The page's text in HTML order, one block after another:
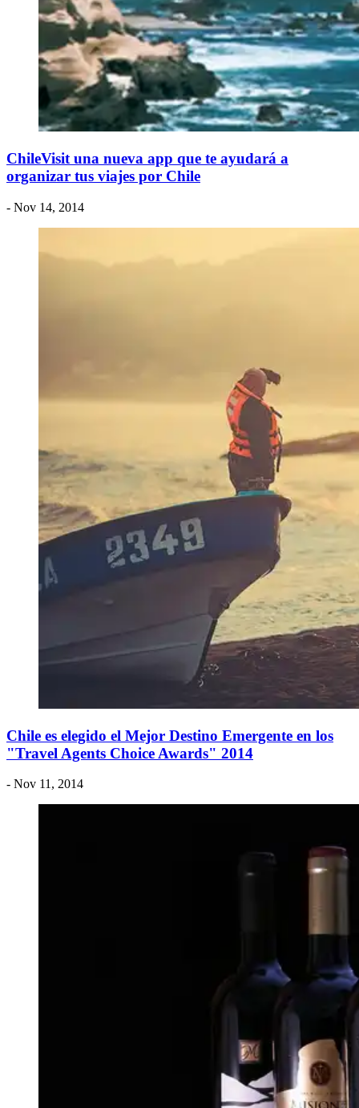
ChileVisit una nueva app que te ayudará a
organizar tus viajes por Chile
- Nov 14, 2014
Chile es elegido el Mejor Destino Emergente en los
"Travel Agents Choice Awards" 2014
- Nov 11, 2014